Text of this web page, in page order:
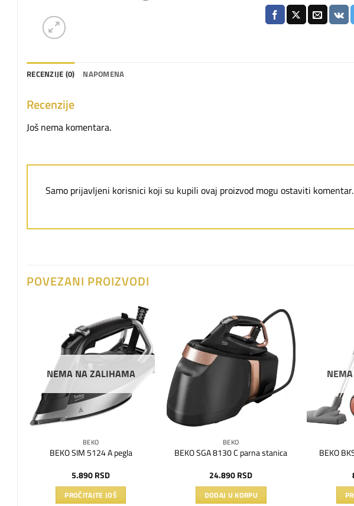
RECENZIJE (0) NAPOMENA
Recenzije
Još nema komentara.
Samo prijavljeni korisnici koji su kupili ovaj proizvod mogu ostaviti komentar.
POVEZANI PROIZVODI
Dodaj
na
listu
želja
NEMA NA ZALIHAMA
BEKO
BEKO SIM 5124 A pegla
5.890RSD
PROČITAJTE JOŠ
listu
želja
BEKO
BEKO SGA 8130 C parna stanica
24.890RSD
DODAJ U KORPU
BEKO